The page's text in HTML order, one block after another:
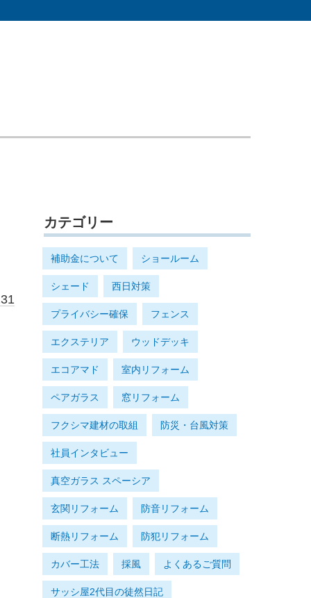
カテゴリー
補助金について ショールーム
シェード 西日対策
プライバシー確保 フェンス
エクステリア ウッドデッキ
エコアマド 室内リフォーム
ペアガラス 窓リフォーム
フクシマ建材の取組
社員インタビュー
防災・台風対策
真空ガラス スペーシア
玄関リフォーム 防音リフォーム
断熱リフォーム 防犯リフォーム
カバー工法 採風 よくあるご質問
サッシ屋2代目の徒然日記